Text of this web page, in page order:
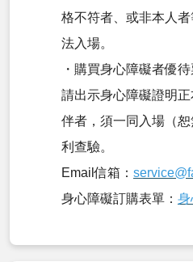
格不符者、或非本人
法入場。
・購買身心障礙者優
請出示身心障礙證明
伴者，須一同入場（
利查驗。
Email信箱：
身心障礙訂購表單： 身